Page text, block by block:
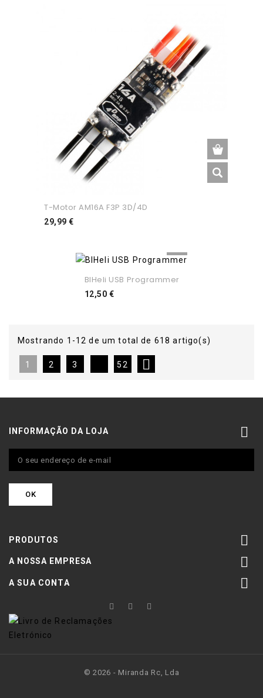
T-Motor AM16A F3P 3D/4D
29,99 €Preço
BlHeli USB Programmer
12,50 €Preço
Mostrando 1-12 de um total de 618 artigo(s)
1 2 3 52 
INFORMAÇÃO DA LOJA 
PRODUTOS 
A NOSSA EMPRESA 
A SUA CONTA 
© 2026 - Miranda Rc, Lda